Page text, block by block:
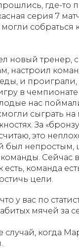
где-то
серия 7
собраться
новый тренер,
настроил
и
в чемпионате
нас
сыграть
За
это
был непростым,
Сейчас
есть, команда
цели.
у вас по
мячей за
случай, когда